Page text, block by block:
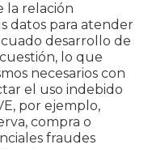
la relación
datos para atender
desarrollo de
lo que
necesarios con
el uso indebido
por ejemplo,
compra o
fraudes